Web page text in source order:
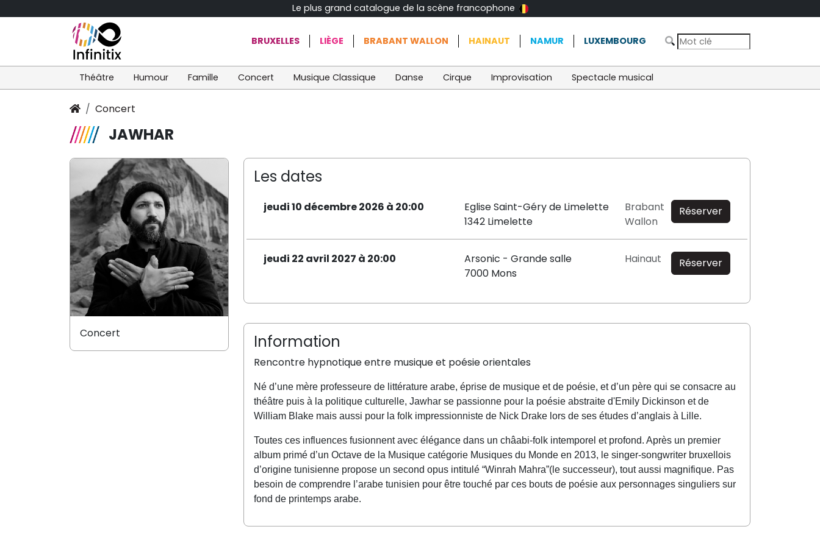
Le plus grand catalogue de la scène francophone
BRUXELLES LIÈGE BRABANT WALLON HAINAUT NAMUR LUXEMBOURG
Théâtre Humour Famille Concert Musique Classique Danse Cirque Improvisation Spectacle musical
Concert
JAWHAR
Les dates
jeudi 10 décembre 2026 à 20:00
Eglise Saint-Géry de Limelette
1342 Limelette
Brabant
Wallon
Réserver
jeudi 22 avril 2027 à 20:00
Arsonic - Grande salle
7000 Mons
Hainaut Réserver
Information
Rencontre hypnotique entre musique et poésie orientales
Né d’une mère professeure de littérature arabe, éprise de musique et de poésie, et d’un père qui se consacre au
théâtre puis à la politique culturelle, Jawhar se passionne pour la poésie abstraite d'Emily Dickinson et de
William Blake mais aussi pour la folk impressionniste de Nick Drake lors de ses études d’anglais à Lille.
Toutes ces influences fusionnent avec élégance dans un châabi-folk intemporel et profond. Après un premier
album primé d’un Octave de la Musique catégorie Musiques du Monde en 2013, le singer-songwriter bruxellois
d’origine tunisienne propose un second opus intitulé “Winrah Mahra”(le successeur), tout aussi magnifique. Pas
besoin de comprendre l’arabe tunisien pour être touché par ces bouts de poésie aux personnages singuliers sur
fond de printemps arabe.
Concert